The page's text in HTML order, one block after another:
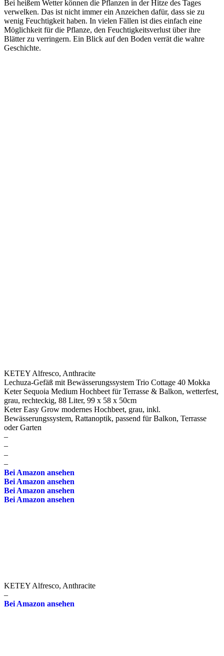
Bei heißem Wetter können die Pflanzen in der Hitze des Tages
verwelken. Das ist nicht immer ein Anzeichen dafür, dass sie zu
wenig Feuchtigkeit haben. In vielen Fällen ist dies einfach eine
Möglichkeit für die Pflanze, den Feuchtigkeitsverlust über ihre
Blätter zu verringern. Ein Blick auf den Boden verrät die wahre
Geschichte.
KETEY Alfresco, Anthracite
Lechuza-Gefäß mit Bewässerungssystem Trio Cottage 40 Mokka
Keter Sequoia Medium Hochbeet für Terrasse & Balkon, wetterfest,
grau, rechteckig, 88 Liter, 99 x 58 x 50cm
Keter Easy Grow modernes Hochbeet, grau, inkl.
Bewässerungssystem, Rattanoptik, passend für Balkon, Terrasse
oder Garten
–
–
–
–
Bei Amazon ansehen
Bei Amazon ansehen
Bei Amazon ansehen
Bei Amazon ansehen
KETEY Alfresco, Anthracite
–
Bei Amazon ansehen